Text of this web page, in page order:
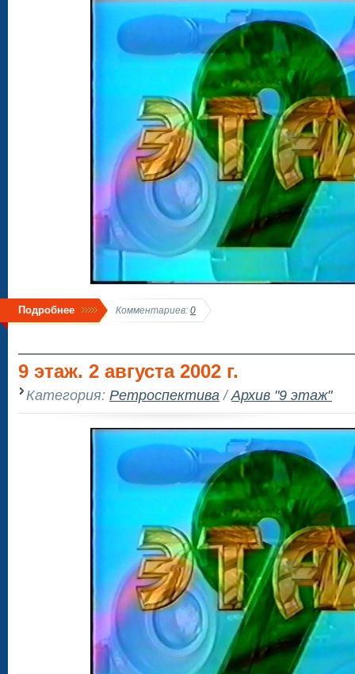
Подробнее Комментариев: 0
9 этаж. 2 августа 2002 г.
Категория: Ретроспектива /Архив "9 этаж"